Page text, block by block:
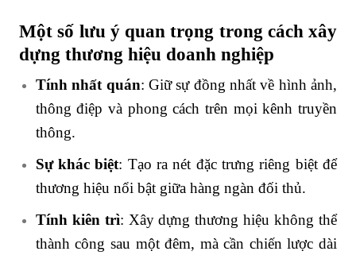
Một số lưu ý quan trọng trong cách xây
dựng thương hiệu doanh nghiệp
Tính nhất quán: Giữ sự đồng nhất về hình ảnh,
thông điệp và phong cách trên mọi kênh truyền
thông.
Sự khác biệt: Tạo ra nét đặc trưng riêng biệt để
thương hiệu nổi bật giữa hàng ngàn đối thủ.
Tính kiên trì: Xây dựng thương hiệu không thể
thành công sau một đêm, mà cần chiến lược dài